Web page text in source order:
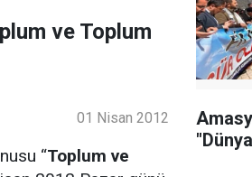
ve Toplum
01 Nisan 2012
“Toplum ve